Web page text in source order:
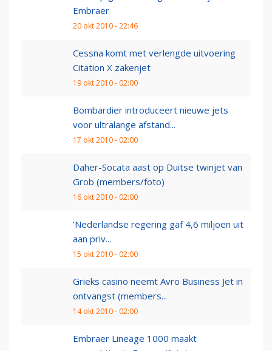
Embraer
20 okt 2010 - 22:46
Cessna komt met verlengde uitvoering
Citation X zakenjet
19 okt 2010 - 02:00
Bombardier introduceert nieuwe jets
voor ultralange afstand...
17 okt 2010 - 02:00
Daher-Socata aast op Duitse twinjet van
Grob (members/foto)
16 okt 2010 - 02:00
'Nederlandse regering gaf 4,6 miljoen uit
aan priv...
15 okt 2010 - 02:00
Grieks casino neemt Avro Business Jet in
ontvangst (members...
14 okt 2010 - 02:00
Embraer Lineage 1000 maakt